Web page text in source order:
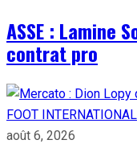
ASSE : Lamine
contrat pro
FOOT INTERNATIONAL
août 6, 2026